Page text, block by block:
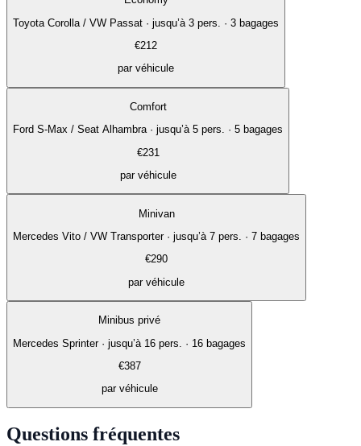
Toyota Corolla / VW Passat · jusqu’à 3 pers. · 3 bagages
€212
par véhicule
Comfort
Ford S-Max / Seat Alhambra· jusqu’à 5 pers. · 5 bagages
€231
par véhicule
Minivan
Mercedes Vito / VW Transporter· jusqu’à 7 pers. · 7 bagages
€290
par véhicule
Minibus privé
Mercedes Sprinter· jusqu’à 16 pers. · 16 bagages
€387
par véhicule
Questions fréquentes